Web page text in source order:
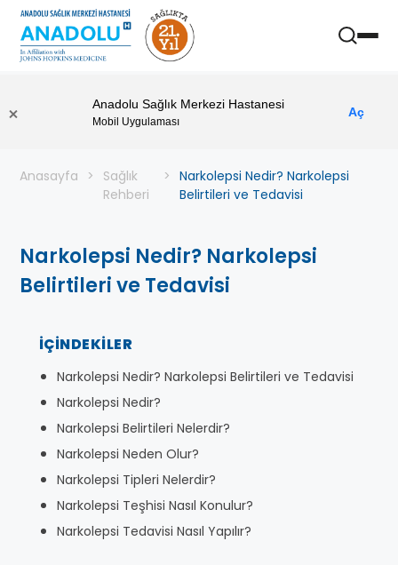
Anadolu Sağlık Merkezi Hastanesi
Mobil Uygulaması
Aç
Anasayfa
Sağlık
Rehberi
Narkolepsi Nedir? Narkolepsi
Belirtileri ve Tedavisi
Narkolepsi Nedir? Narkolepsi
Belirtileri ve Tedavisi
İÇINDEKILER
Narkolepsi Nedir? Narkolepsi Belirtileri ve Tedavisi
Narkolepsi Nedir?
Narkolepsi Belirtileri Nelerdir?
Narkolepsi Neden Olur?
Narkolepsi Tipleri Nelerdir?
Narkolepsi Teşhisi Nasıl Konulur?
Narkolepsi Tedavisi Nasıl Yapılır?